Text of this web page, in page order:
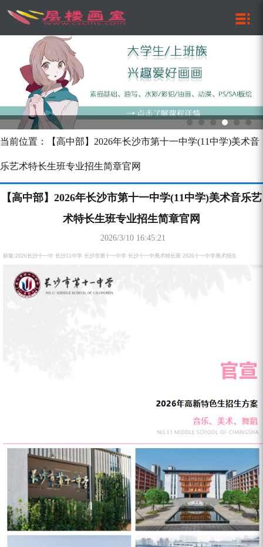
当前位置：【高中部】2026年长沙市第十一中学(11中学)美术音
乐艺术特长生班专业招生简章官网
【高中部】2026年长沙市第十一中学(11中学)美术音乐艺
术特长生班专业招生简章官网
2026/3/10 16:45:21
标签:2026长沙十一中 长沙11中学 长沙市第十一中学 长沙十一中美术特长班 2026十一中学美术招生